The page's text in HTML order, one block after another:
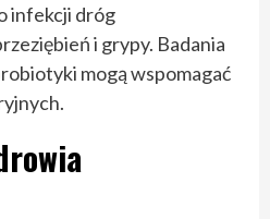
infekcji dróg
i grypy. Badania
mogą wspomagać